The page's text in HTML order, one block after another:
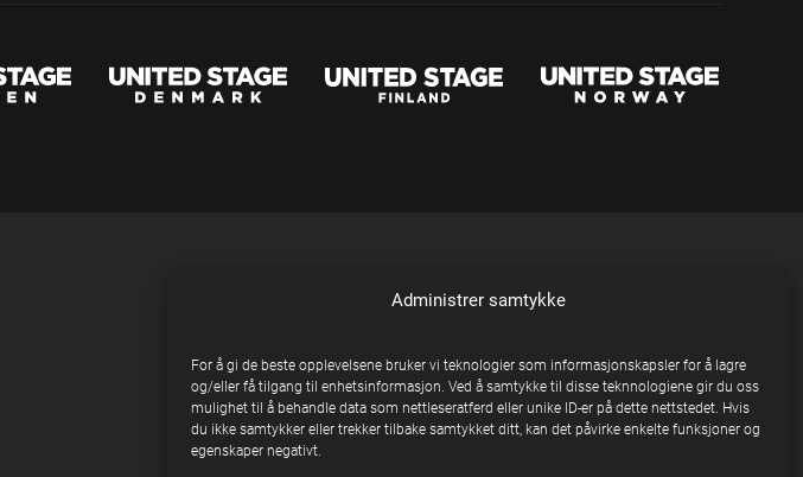
Administrer samtykke
For å gi de beste opplevelsene bruker vi teknologier som informasjonskapsler for å lagre
og/eller få tilgang til enhetsinformasjon. Ved å samtykke til disse teknnologiene gir du oss
mulighet til å behandle data som nettleseratferd eller unike ID-er på dette nettstedet. Hvis
du ikke samtykker eller trekker tilbake samtykket ditt, kan det påvirke enkelte funksjoner og
egenskaper negativt.